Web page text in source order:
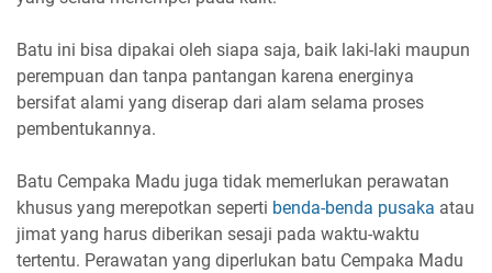
Batu ini bisa dipakai oleh siapa saja, baik laki-laki maupun
perempuan dan tanpa pantangan karena energinya
bersifat alami yang diserap dari alam selama proses
pembentukannya.
Batu Cempaka Madu juga tidak memerlukan perawatan
khusus yang merepotkan seperti benda-benda pusaka atau
jimat yang harus diberikan sesaji pada waktu-waktu
tertentu. Perawatan yang diperlukan batu Cempaka Madu